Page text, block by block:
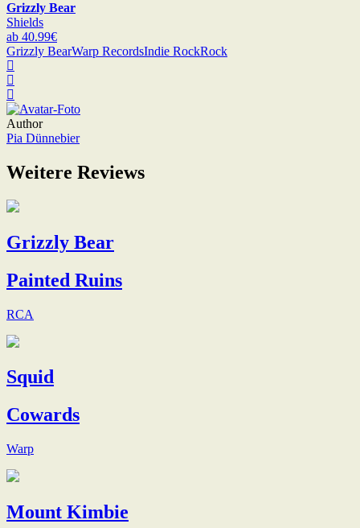
Grizzly Bear
Shields
ab 40.99€
Grizzly BearWarp RecordsIndie RockRock
Author
Pia Dünnebier
Weitere Reviews
Grizzly Bear
Painted Ruins
RCA
Squid
Cowards
Warp
Mount Kimbie